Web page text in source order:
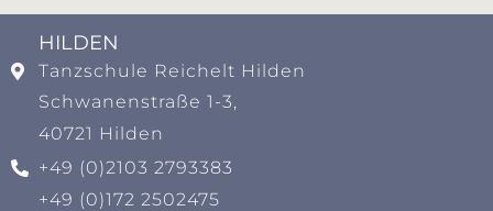
HILDEN​
Tanzschule Reichelt Hilden
Schwanenstraße 1-3,
40721 Hilden
+49 (0)2103 2793383
+49 (0)172 2502475